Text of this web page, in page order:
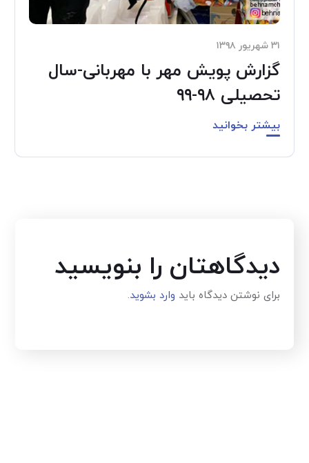
۳۱ شهریور ۱۳۹۸
گزارش پویش مهر با مهربانی-سال
تحصیلی ۹۸-۹۹
بیشتر بخوانید
دیدگاهتان را بنویسید
برای نوشتن دیدگاه باید وارد بشوید.